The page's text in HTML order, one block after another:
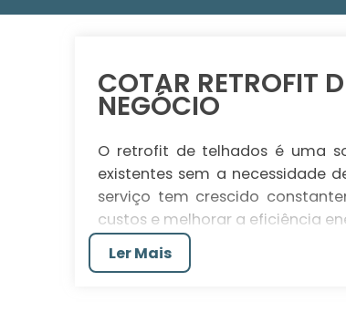
COTAR RETROFIT
NEGÓCIO
O retrofit de telhados é uma
existentes sem a necessidade
serviço tem crescido
custos e melhorar a eficiência
estará investindo em um
térmicas, aumento da
Ler Mais